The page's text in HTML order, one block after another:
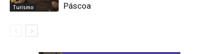
Turismo
Páscoa